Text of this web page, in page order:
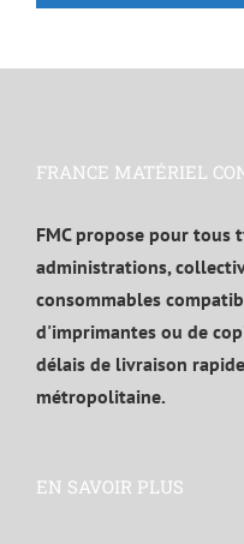
FRANCE MATÉRIEL
FMC propose pour tous
administrations,
consommables
d'imprimantes ou de
délais de livraison
métropolitaine.
EN SAVOIR PLUS